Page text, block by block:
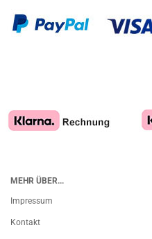
MEHR ÜBER...
Impressum
Kontakt